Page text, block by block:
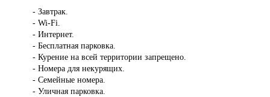
- Завтрак.
- Wi-Fi.
- Интернет.
- Бесплатная парковка.
- Курение на всей территории запрещено.
- Номера для некурящих.
- Семейные номера.
- Уличная парковка.